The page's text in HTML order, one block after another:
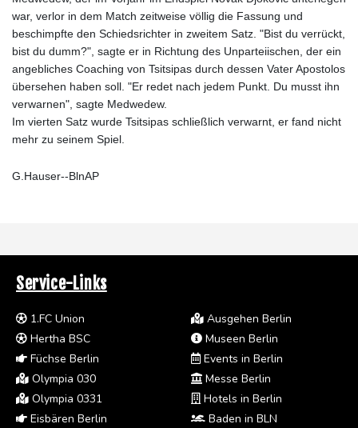
war, verlor in dem Match zeitweise völlig die Fassung und
beschimpfte den Schiedsrichter in zweitem Satz. "Bist du verrückt,
bist du dumm?", sagte er in Richtung des Unparteiischen, der ein
angebliches Coaching von Tsitsipas durch dessen Vater Apostolos
übersehen haben soll. "Er redet nach jedem Punkt. Du musst ihn
verwarnen", sagte Medwedew.
Im vierten Satz wurde Tsitsipas schließlich verwarnt, er fand nicht
mehr zu seinem Spiel.
G.Hauser--BlnAP
Service-Links
1.FC Union
Hertha BSC
Füchse Berlin
Olympia 030
Olympia 0331
Eisbären Berlin
Ausgehen Berlin
Museen Berlin
Events in Berlin
Messe Berlin
Hotels in Berlin
Baden in BLN